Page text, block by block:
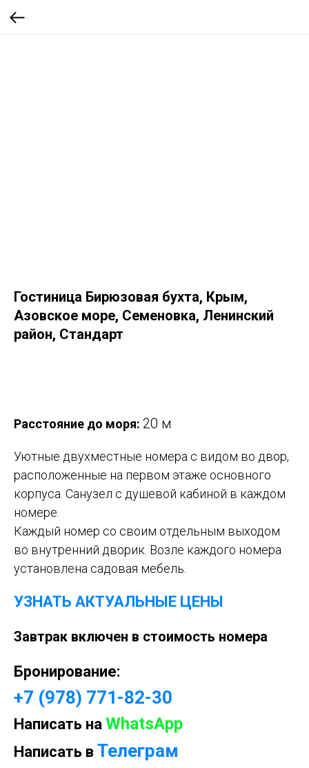
Гостиница Бирюзовая бухта, Крым,
Азовское море, Семеновка, Ленинский
район, Стандарт
Расстояние до моря: 20 м
Уютные двухместные номера с видом во двор,
расположенные на первом этаже основного
корпуса. Санузел с душевой кабиной в каждом
номере.
Каждый номер со своим отдельным выходом
во внутренний дворик. Возле каждого номера
установлена садовая мебель.
УЗНАТЬ АКТУАЛЬНЫЕ ЦЕНЫ
Завтрак включен в стоимость номера
Бронирование:
+7 (978) 771-82-30
Написать на WhatsApp
Написать в Телеграм